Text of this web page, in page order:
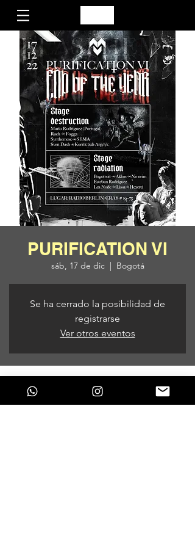
PURIFICATION VI
sáb, 17 de dic
  |
Bogotá
Se ha cerrado la posibilidad de
registrarse
Ver otros eventos
Horario y ubicación
17 de dic de 2022, 9:00 p. m.